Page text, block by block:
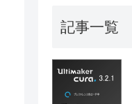
記事一覧